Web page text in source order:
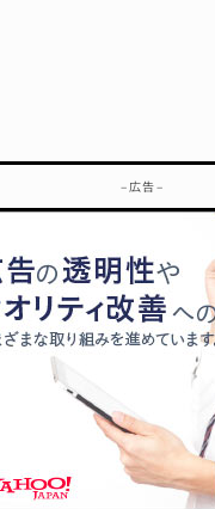
– 広告 –